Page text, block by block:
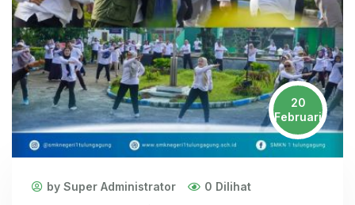
20
Februari
by Super Administrator 0 Dilihat